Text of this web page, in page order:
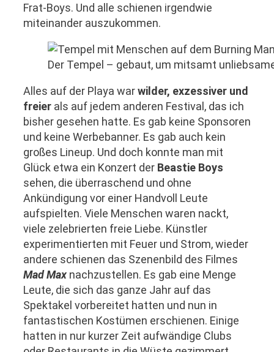
Frat-Boys. Und alle schienen irgendwie
miteinander auszukommen.
Der Tempel – gebaut, um mitsamt
Alles auf der Playa warwilder, exzessiver und
freier als auf jedem anderen Festival, das ich
bisher gesehen hatte. Es gab keine Sponsoren
und keine Werbebanner. Es gab auch kein
großes Lineup. Und doch konnte man mit
Glück etwa ein Konzert der Beastie Boys
sehen, die überraschend und ohne
Ankündigung vor einer Handvoll Leute
aufspielten. Viele Menschen waren nackt,
viele zelebrierten freie Liebe. Künstler
experimentierten mit Feuer und Strom, wieder
andere schienen das Szenenbild des Filmes
Mad Max nachzustellen. Es gab eine Menge
Leute, die sich das ganze Jahr auf das
Spektakel vorbereitet hatten und nun in
fantastischen Kostümen erschienen. Einige
hatten in nur kurzer Zeit aufwändige Clubs